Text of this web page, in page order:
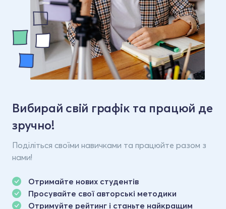
Вибирай свій графік та працюй де
зручно!
Поділіться своїми навичками та працюйте разом з
нами!
Отримайте нових студентів
Просувайте свої авторські методики
Отримуйте рейтинг і станьте найкращим